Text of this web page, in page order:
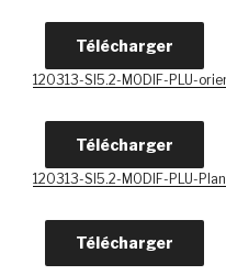
Télécharger
120313-SI5.2-MODIF-PLU-
Télécharger
120313-SI5.2-MODIF-PLU-
Télécharger